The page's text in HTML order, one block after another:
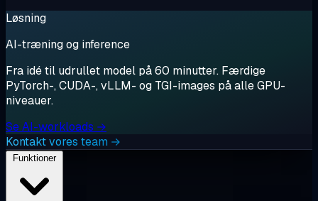
Løsning
AI-træning og inference
Fra idé til udrullet model på 60 minutter. Færdige
PyTorch-, CUDA-, vLLM- og TGI-images på alle GPU-
niveauer.
Se AI-workloads →
Kontakt vores team →
Funktioner